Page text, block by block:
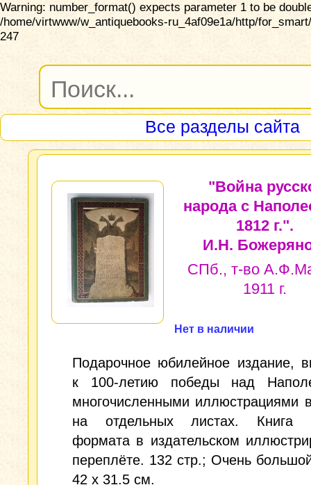
Warning: number_format() expects parameter 1 to be
/home/virtwww/w_antiquebooks-ru_4af09e1a/http/
247
Все разделы сайта
"Война
народа с
1812 г.".
И.Н.
СПб., т-во
1911 г.
Нет в наличии
Подарочное юбилейное издание,
к 100-летию победы над
многочисленными иллюстрациями
на отдельных листах. Книга
формата в издательском
переплёте. 132 стр.; Очень
42 x 31.5 см.